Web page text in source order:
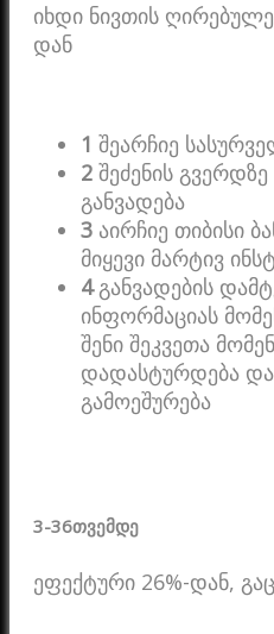
იხდი ნივთის
დან
1 შეარჩიე
2 შეძენის
განვადება
3 აირჩიე თიბისი
მიყევი მარტივ
4განვადების
ინფორმაციას
შენი შეკვეთა
დადასტურდება და
გამოეშურება
3-36თვემდე
ეფექტური 26%-დან,